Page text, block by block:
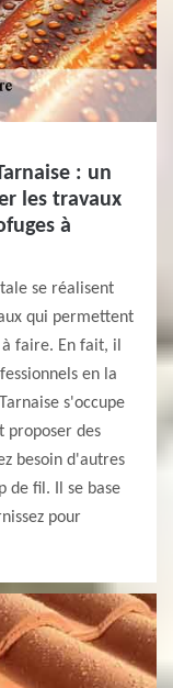
: un
les travaux
à
se réalisent
qui permettent
faire. En fait, il
en la
s'occupe
proposer des
besoin d'autres
de fil. Il se base
pour